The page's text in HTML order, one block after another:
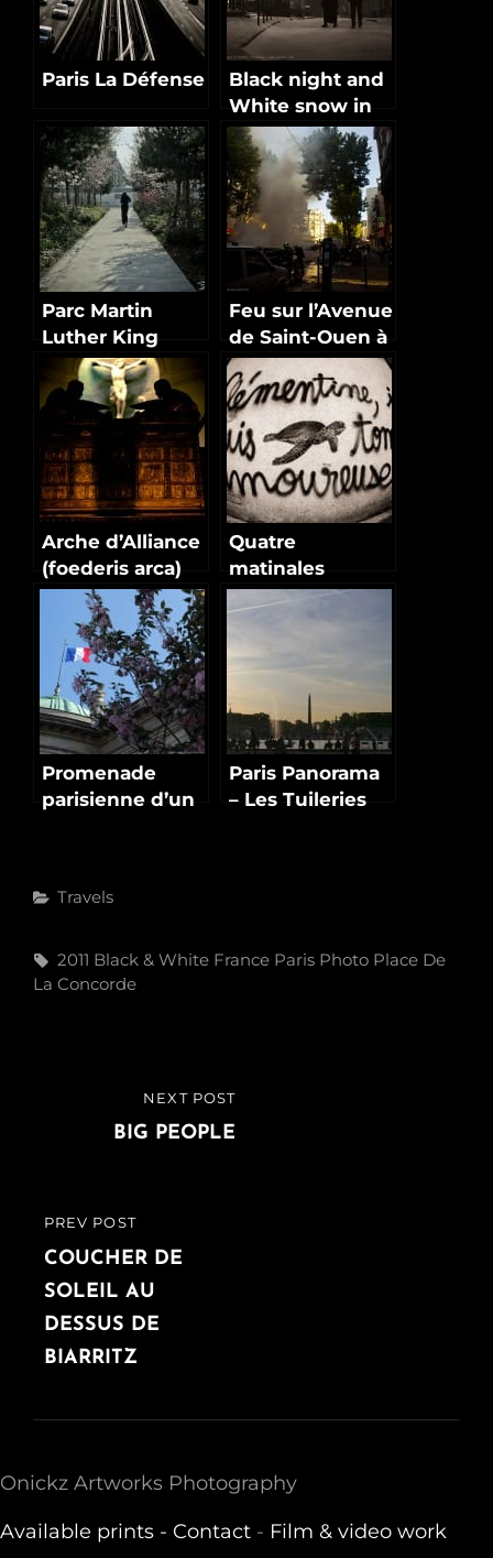
Paris La Défense
Black night and
White snow in
Paris
Parc Martin
Luther King
Paris
Feu sur l’Avenue
de Saint-Ouen à
Paris
Arche d’Alliance
(foederis arca)
Quatre
matinales
Promenade
parisienne d’un
Paris Panorama
– Les Tuileries
Categories
Travels
Tags,
2011 Black & White France Paris Photo Place De
La Concorde
navigation
PREVIOUS
POST
PREV POST
COUCHER DE
SOLEIL AU
DESSUS DE
BIARRITZ
NEXT POST
BIG PEOPLE
Onickz Artworks Photography
Available prints - Contact - Film & video work